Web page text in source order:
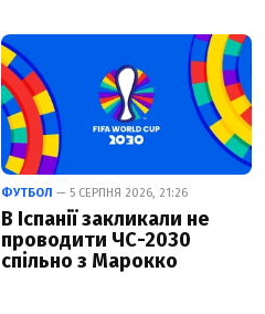
ФУТБОЛ — 5 СЕРПНЯ 2026, 21:26
В Іспанії закликали не
проводити ЧС-2030
спільно з Марокко